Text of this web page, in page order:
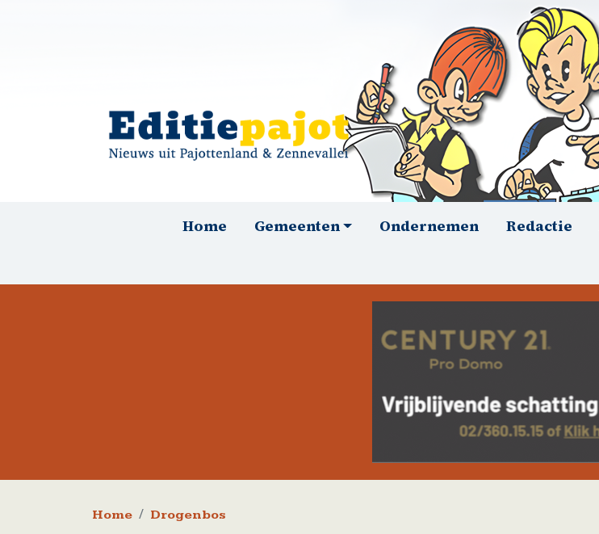
HoofdnavigatieHome Gemeenten Ondernemen Redactie
Kruimelpad
Home Drogenbos